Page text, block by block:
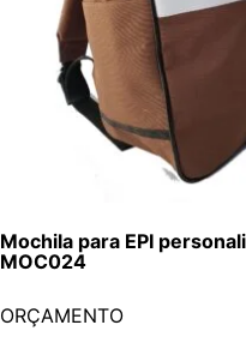
Mochila para EPI
MOC024
ORÇAMENTO